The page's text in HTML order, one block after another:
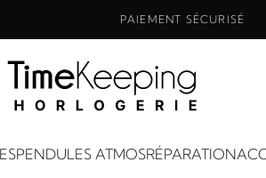
PAIEMENT SÉCURISÉ
PENDULES ATMOSRÉPARATION